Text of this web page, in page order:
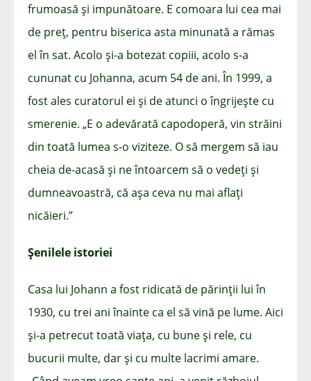
frumoasă și impunătoare. E comoara lui cea mai
de preț, pentru biserica asta minunată a rămas
el în sat. Acolo și-a botezat copiii, acolo s-a
cununat cu Johanna, acum 54 de ani. În 1999, a
fost ales curatorul ei și de atunci o îngrijește cu
smerenie. „E o adevărată capodoperă, vin străini
din toată lumea s-o viziteze. O să mergem să iau
cheia de-acasă și ne întoarcem să o vedeți și
dumneavoastră, că așa ceva nu mai aflați
nicăieri.”
Șenilele istoriei
Casa lui Johann a fost ridicată de părinții lui în
1930, cu trei ani înainte ca el să vină pe lume. Aici
și-a petrecut toată viața, cu bune și rele, cu
bucurii multe, dar și cu multe lacrimi amare.